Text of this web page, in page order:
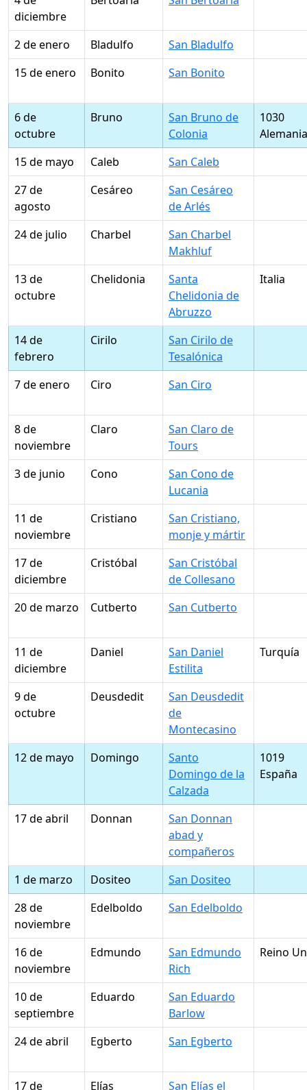
diciembre
2 de enero Bladulfo
San Bladulfo
15 de enero
Bonito San Bonito
6 de
octubre
Bruno
San Bruno de
Colonia
1030
Alemania
15 de mayo
Caleb
San Caleb
27 de
agosto
Cesáreo
San Cesáreo
de Arlés
24 de julio
Charbel
San Charbel
Makhluf
13 de
octubre
Chelidonia
Santa
Chelidonia de
Abruzzo
Italia
14 de
febrero
Cirilo
San Cirilo de
Tesalónica
7 de enero
Ciro San Ciro
8 de
noviembre
Claro
San Claro de
Tours
3 de junio
Cono
San Cono de
Lucania
11 de
noviembre
Cristiano
San Cristiano,
monje y mártir
17 de
diciembre
Cristóbal
San Cristóbal
de Collesano
20 de marzo
Cutberto San Cutberto
11 de
diciembre
Daniel
San Daniel
Estilita
Turquía
9 de
octubre
Deusdedit
San Deusdedit
de
Montecasino
12 de mayo
Domingo
Santo
Domingo de la
Calzada
1019
España
17 de abril Donnan
San Donnan
abad y
compañeros
1 de marzo
Dositeo
San Dositeo
28 de
noviembre
Edelboldo San Edelboldo
16 de
noviembre
Edmundo
San Edmundo
Rich
Reino
10 de
septiembre
Eduardo
San Eduardo
Barlow
24 de abril
Egberto San Egberto
17 de
Elías
San Elías el